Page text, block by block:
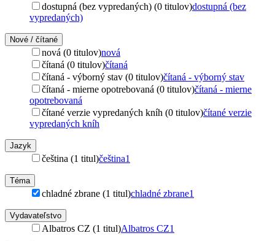
dostupná (bez vypredaných) (0 titulov)dostupná (bez
vypredaných)
Nové / čítané
nová (0 titulov)nová
čítaná (0 titulov)čítaná
čítaná - výborný stav (0 titulov)čítaná - výborný stav
čítaná - mierne opotrebovaná (0 titulov)čítaná - mierne
opotrebovaná
čítané verzie vypredaných kníh (0 titulov)čítané verzie
vypredaných kníh
Jazyk
čeština (1 titul)čeština1
Téma
chladné zbrane (1 titul)chladné zbrane1
Vydavateľstvo
Albatros CZ (1 titul)Albatros CZ1